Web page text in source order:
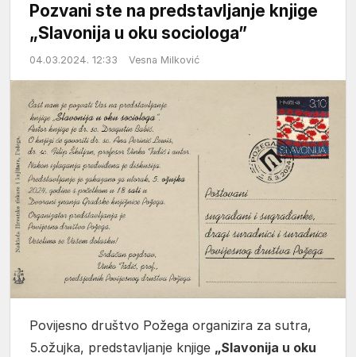
Pozvani ste na predstavljanje knjige
„Slavonija u oku sociologa”
04.03.2024. 12:33 Vesna Milković
Povijesno društvo Požega organizira za sutra,
5.ožujka, predstavljanje knjige „Slavonija u oku